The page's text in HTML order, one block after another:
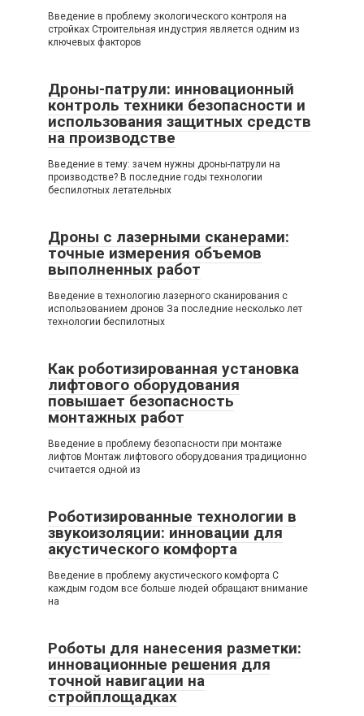
Введение в проблему экологического контроля на
стройках Строительная индустрия является одним из
ключевых факторов
Дроны-патрули: инновационный
контроль техники безопасности и
использования защитных средств
на производстве
Введение в тему: зачем нужны дроны-патрули на
производстве? В последние годы технологии
беспилотных летательных
Дроны с лазерными сканерами:
точные измерения объемов
выполненных работ
Введение в технологию лазерного сканирования с
использованием дронов За последние несколько лет
технологии беспилотных
Как роботизированная установка
лифтового оборудования
повышает безопасность
монтажных работ
Введение в проблему безопасности при монтаже
лифтов Монтаж лифтового оборудования традиционно
считается одной из
Роботизированные технологии в
звукоизоляции: инновации для
акустического комфорта
Введение в проблему акустического комфорта С
каждым годом все больше людей обращают внимание
на
Роботы для нанесения разметки:
инновационные решения для
точной навигации на
стройплощадках